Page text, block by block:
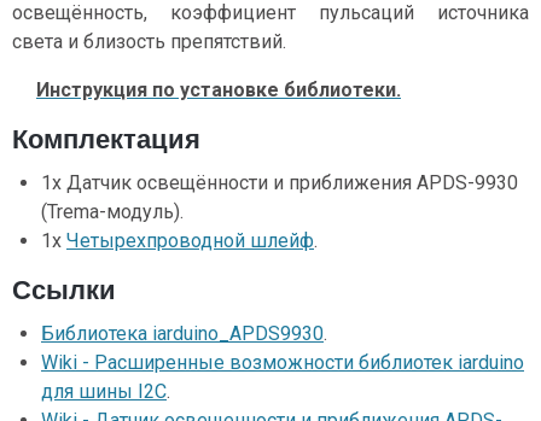
освещённость, коэффициент пульсаций источника
света и близость препятствий.
Инструкция по установке библиотеки.
Комплектация
1x Датчик освещённости и приближения APDS-9930
(Trema-модуль).
1x Четырехпроводной шлейф.
Ссылки
Библиотека iarduino_APDS9930.
Wiki - Расширенные возможности библиотек iarduino
для шины I2C.